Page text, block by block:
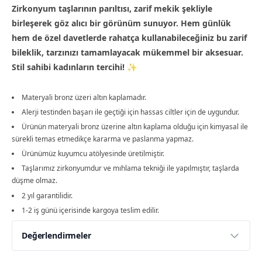
Zirkonyum taşlarının parıltısı, zarif mekik şekliyle
birleşerek göz alıcı bir görünüm sunuyor. Hem günlük
hem de özel davetlerde rahatça kullanabileceğiniz bu zarif
bileklik, tarzınızı tamamlayacak mükemmel bir aksesuar.
Stil sahibi kadınların tercihi! ✨
Materyali bronz üzeri altın kaplamadır.
Alerji testinden başarı ile geçtiği için hassas ciltler için de uygundur.
Ürünün materyali bronz üzerine altın kaplama olduğu için kimyasal ile
sürekli temas etmedikçe kararma ve paslanma yapmaz.
Ürünümüz kuyumcu atölyesinde üretilmiştir.
Taşlarımız zirkonyumdur ve mıhlama tekniği ile yapılmıştır, taşlarda
düşme olmaz.
2 yıl garantilidir.
1-2 iş günü içerisinde kargoya teslim edilir.
Değerlendirmeler